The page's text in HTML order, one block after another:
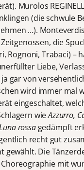
Murolos
(die schwule
…).
die
Rognoni, Trabaci) –
Liebe,
gar von
wird immer mal
eingeschaltet,
wieAzzurro,
rossagedämpft
recht gut
gewählt. Die
mit